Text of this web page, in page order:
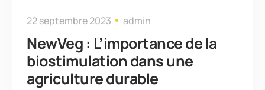
22 septembre 2023 admin
NewVeg : L’importance de la
biostimulation dans une
agriculture durable